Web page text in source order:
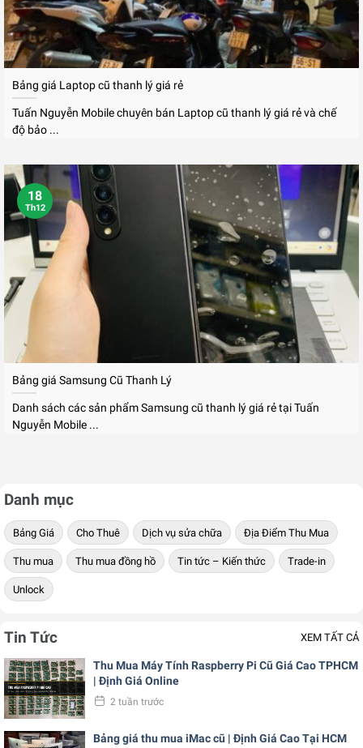
Bảng giá Laptop cũ thanh lý giá rẻ
Tuấn Nguyễn Mobile chuyên bán Laptop cũ thanh lý giá rẻ và chế
độ bảo ...
Bảng giá Samsung Cũ Thanh Lý
Danh sách các sản phẩm Samsung cũ thanh lý giá rẻ tại Tuấn
Nguyễn Mobile ...
18
Th12
Danh mục
Bảng Giá Cho Thuê Dịch vụ sửa chữa Địa Điểm Thu Mua
Thu mua Thu mua đồng hồ Tin tức – Kiến thức Trade-in
Unlock
Tin Tức XEM TẤT CẢ
Thu Mua Máy Tính Raspberry Pi Cũ Giá Cao TPHCM
| Định Giá Online
2 tuần trước
Bảng giá thu mua iMac cũ | Định Giá Cao Tại HCM